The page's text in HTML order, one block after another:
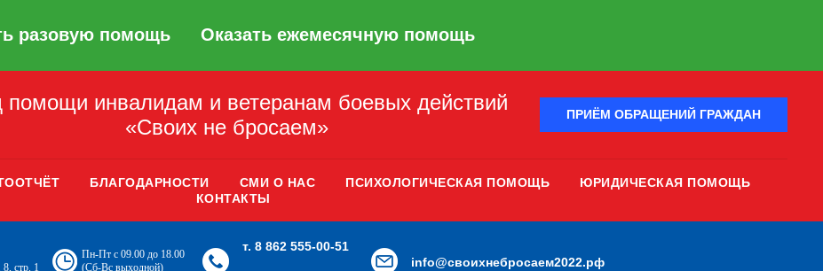
разовую помощь Оказать ежемесячную помощь
помощи инвалидам и ветеранам боевых действий
«Своих не бросаем»
ПРИЁМ ОБРАЩЕНИЙ ГРАЖДАН
БЛАГОДАРНОСТИ СМИ О НАС ПСИХОЛОГИЧЕСКАЯ ПОМОЩЬ
ЮРИДИЧЕСКАЯ ПОМОЩЬ
КОНТАКТЫ
стр. 1
Пн-Пт с 09.00 до 18.00
(Сб-Вс выходной)
т. 8 862 555-00-51
info@своихнебросаем2022.рф